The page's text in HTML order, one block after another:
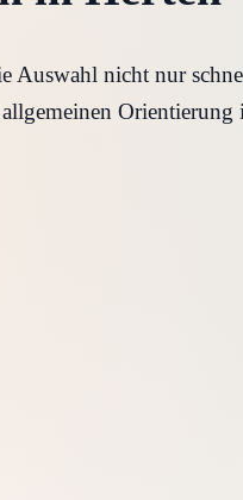
Auswahl nicht nur
Orientierung